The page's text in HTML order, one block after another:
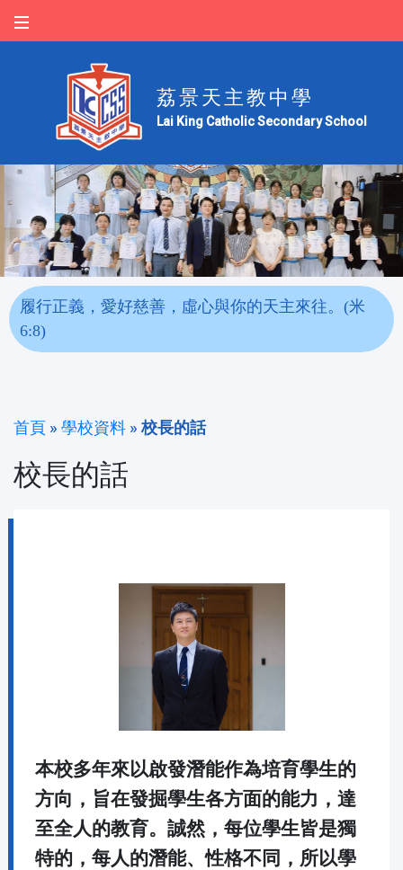
荔景天主教中學
Lai King Catholic Secondary School
履行正義，愛好慈善，虛心與你的天主來往。(米
6:8)
首頁 » 學校資料 »校長的話
校長的話
本校多年來以啟發潛能作為培育學生的
方向，旨在發掘學生各方面的能力，達
至全人的教育。誠然，每位學生皆是獨
特的，每人的潛能、性格不同，所以學